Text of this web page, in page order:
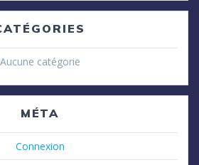
Aucune catégorie
MÉTA
Connexion